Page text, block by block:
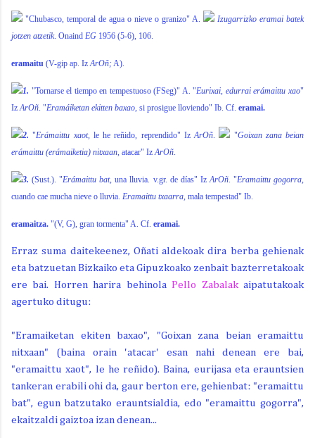
"Chubasco, temporal de agua o nieve o granizo" A.
Izugarrizko eramai batek
jotzen atzetik. Onaind EG 1956 (5-6), 106.
eramaitu (V-gip ap. Iz ArOñ; A).
1. "Tornarse el tiempo en tempestuoso (FSeg)" A. "Eurixai, edurrai erámaittu xao"
Iz ArOñ . "Eramáiketan ekitten baxao, si prosigue lloviendo" Ib. Cf. eramai.
2. "Erámaittu xaot, le he reñido, reprendido" Iz ArOñ "Goixan zana beian
erámaittu (erámaiketia) nitxaan, atacar" Iz ArOñ
3. (Sust.). "Erámaittu bat, una lluvia. v.gr. de días" Iz ArOñ. "Eramaittu gogorra,
cuando cae mucha nieve o lluvia. Eramaittu txaarra, mala tempestad" Ib.
eramaitza. "(V, G), gran tormenta" A. Cf. eramai.
Erraz suma daitekeenez, Oñati aldekoak dira berba gehienak
eta batzuetan Bizkaiko eta Gipuzkoako zenbait bazterretakoak
ere bai. Horren harira behinola Pello Zabalakaipatutakoak
agertuko ditugu:
"Eramaiketan ekiten baxao", "Goixan zana beian eramaittu
nitxaan" (baina orain 'atacar' esan nahi denean ere bai,
"eramaittu xaot", le he reñido). Baina, eurijasa eta erauntsien
tankeran erabili ohi da, gaur berton ere, gehienbat: "eramaittu
bat", egun batzutako erauntsialdia, edo "eramaittu gogorra",
ekaitzaldi gaiztoa izan denean...